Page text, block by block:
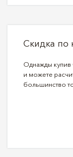
Скидка по
Однажды купив
и можете
большинство